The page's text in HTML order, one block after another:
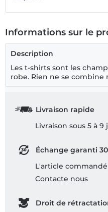
Informations sur le
Description
Les t-shirts sont les
robe. Rien ne se combine
Livraison rapide
Livraison sous 5 à 9
Échange garanti
L'article
Contacte nous
Droit de